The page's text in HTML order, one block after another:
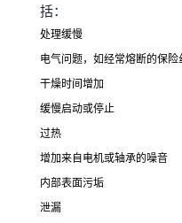
括：
处理缓慢
电气问题，如经常熔断的保险
干燥时间增加
缓慢启动或停止
过热
增加来自电机或轴承的噪音
内部表面污垢
泄漏